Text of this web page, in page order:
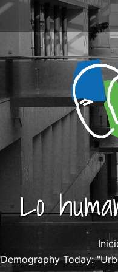
Lo
Today: